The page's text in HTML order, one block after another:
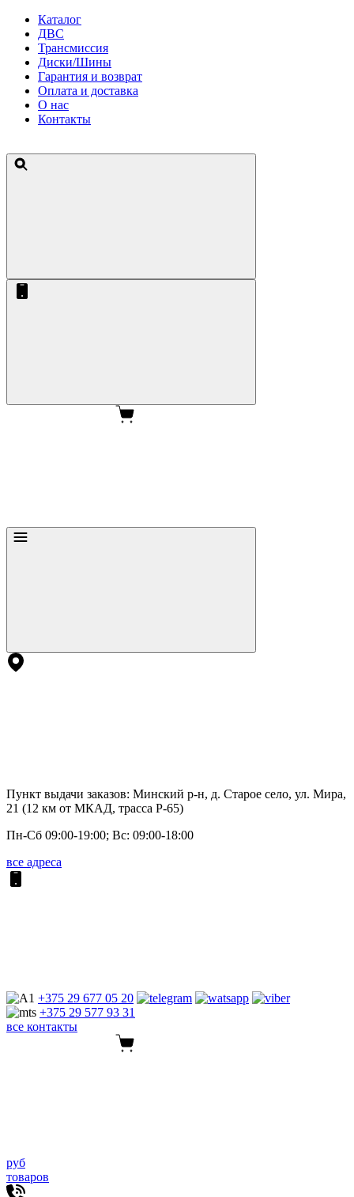
Каталог
ДВС
Трансмиссия
Диски/Шины
Гарантия и возврат
Оплата и доставка
О нас
Контакты
Пункт выдачи заказов: Минский р-н, д. Старое село, ул. Мира,
21 (12 км от МКАД, трасса P-65)
Пн-Сб 09:00-19:00; Вс: 09:00-18:00
все адреса
+375 29 677 05 20
+375 29 577 93 31
все контакты
руб
товаров